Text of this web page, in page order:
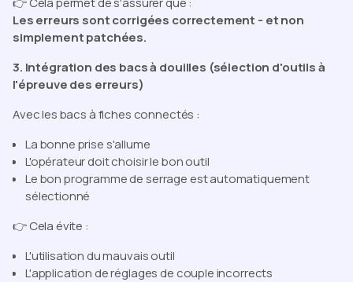
Les erreurs sont corrigées correctement - et non
simplement patchées.
3. Intégration des bacs à douilles (sélection d'outils à
l'épreuve des erreurs)
Avec les bacs à fiches connectés :
La bonne prise s'allume
L'opérateur doit choisir le bon outil
Le bon programme de serrage est automatiquement
sélectionné
👉 Cela évite :
L'utilisation du mauvais outil
L'application de réglages de couple incorrects